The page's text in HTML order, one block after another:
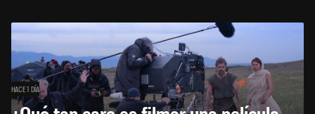
HACE 1 DÍA